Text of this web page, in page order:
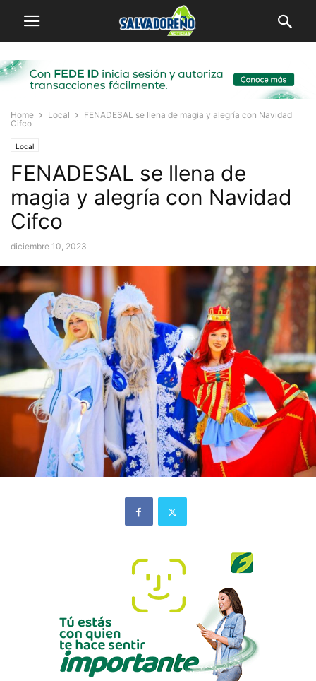
Home Local
FENADESAL se llena de magia y alegría con Navidad
Cifco
Local
FENADESAL se llena de
magia y alegría con Navidad
Cifco
diciembre 10, 2023